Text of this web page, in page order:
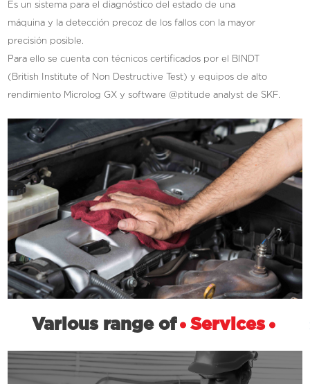
Es un sistema para el diagnóstico del estado de una
máquina y la detección precoz de los fallos con la mayor
precisión posible.
Para ello se cuenta con técnicos certificados por el BINDT
(British Institute of Non Destructive Test) y equipos de alto
rendimiento Microlog GX y software @ptitude analyst de SKF.
Various range of Services